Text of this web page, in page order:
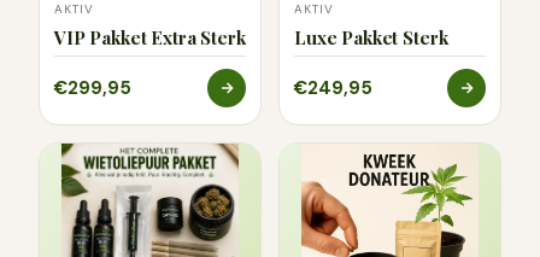
AKTIV
VIP Pakket Extra Sterk
€299,95
AKTIV
Luxe Pakket Sterk
€249,95